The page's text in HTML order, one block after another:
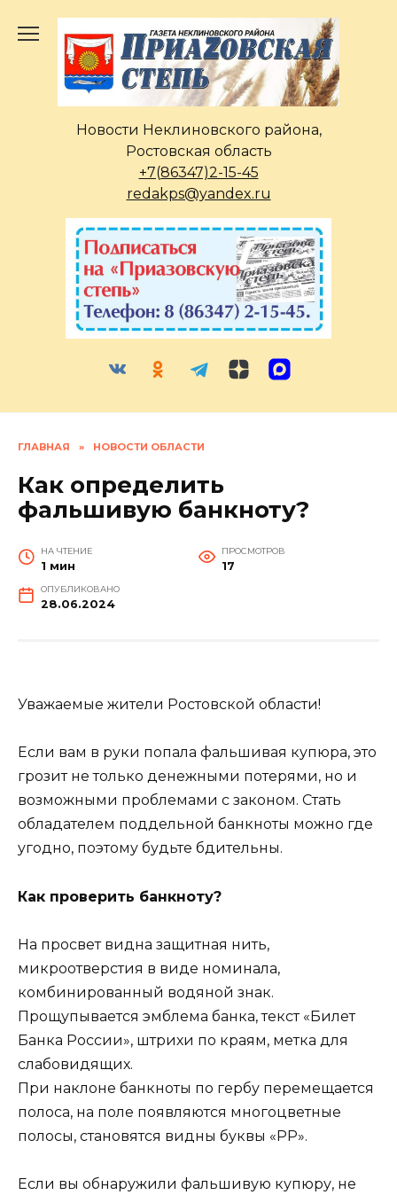
содержанию
Новости Неклиновского района,
Ростовская область
+7(86347)2-15-45
redakps@yandex.ru
ГЛАВНАЯ » НОВОСТИ ОБЛАСТИ
Как определить
фальшивую банкноту?
НА ЧТЕНИЕ
1 мин
ПРОСМОТРОВ
17
ОПУБЛИКОВАНО
28.06.2024
Уважаемые жители Ростовской области!
Если вам в руки попала фальшивая купюра, это
грозит не только денежными потерями, но и
возможными проблемами с законом. Стать
обладателем поддельной банкноты можно где
угодно, поэтому будьте бдительны.
Как проверить банкноту?
На просвет видна защитная нить,
микроотверстия в виде номинала,
комбинированный водяной знак.
Прощупывается эмблема банка, текст «Билет
Банка России», штрихи по краям, метка для
слабовидящих.
При наклоне банкноты по гербу перемещается
полоса, на поле появляются многоцветные
полосы, становятся видны буквы «РР».
Если вы обнаружили фальшивую купюру, не